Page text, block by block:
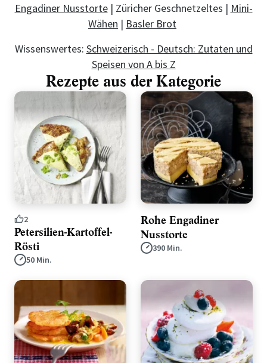
Engadiner Nusstorte| Züricher Geschnetzeltes | Mini-
Wähen | Basler Brot
Wissenswertes: Schweizerisch - Deutsch: Zutaten und
Speisen von A bis Z
Rezepte aus der Kategorie
2
Petersilien-Kartoffel-
Rösti
50 Min.
Rohe Engadiner
Nusstorte
390 Min.